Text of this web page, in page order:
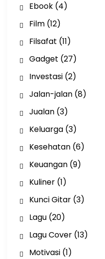
Ebook(4)
Film(12)
Filsafat (11)
Gadget (27)
Investasi(2)
Jalan-jalan(8)
Jualan(3)
Keluarga(3)
Kesehatan(6)
Keuangan(9)
Kuliner(1)
Kunci Gitar(3)
Lagu(20)
Lagu Cover(13)
Motivasi(1)